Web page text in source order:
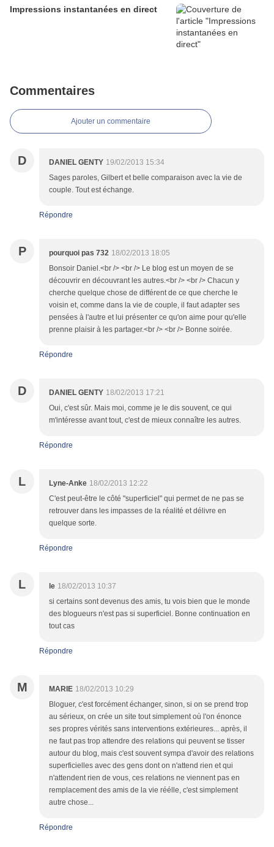
Impressions instantanées en direct
Commentaires
Ajouter un commentaire
D DANIEL GENTY 19/02/2013 15:34
Sages paroles, Gilbert et belle comparaison avec la vie de
couple. Tout est échange.
Répondre
P pourquoi pas 732 18/02/2013 18:05
Bonsoir Daniel.<br /> <br /> Le blog est un moyen de se
découvrir en découvrant les autres.<br /> <br /> Chacun y
cherche quelque chose de différent de ce que cherche le
voisin et, comme dans la vie de couple, il faut adapter ses
pensées à l'autre et lui présenter ce qu'on aime pour qu'elle
prenne plaisir à les partager.<br /> <br /> Bonne soirée.
Répondre
D DANIEL GENTY 18/02/2013 17:21
Oui, c'est sûr. Mais moi, comme je le dis souvent, ce qui
m'intéresse avant tout, c'est de mieux connaître les autres.
Répondre
L Lyne-Anke 18/02/2013 12:22
C'est peut-être le côté "superficiel" qui permet de ne pas se
retrouver dans les impasses de la réalité et délivre en
quelque sorte.
Répondre
L le 18/02/2013 10:37
si certains sont devenus des amis, tu vois bien que le monde
des blogueurs n'est pas si superficiel. Bonne continuation en
tout cas
Répondre
M MARIE 18/02/2013 10:29
Bloguer, c'est forcément échanger, sinon, si on se prend trop
au sérieux, on crée un site tout simplement où l'on énonce
ses propres vérités sans interventions extérieures... après, il
ne faut pas trop attendre des relations qui peuvent se tisser
autour du blog, mais c'est souvent sympa d'avoir des relations
superficielles avec des gens dont on n'attend rien et qui
n'attendent rien de vous, ces relations ne viennent pas en
remplacement des amis de la vie réélle, c'est simplement
autre chose...
Répondre